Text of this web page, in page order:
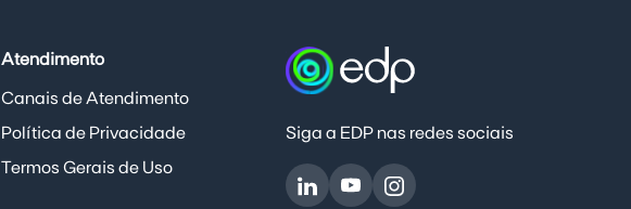
Atendimento
Canais de Atendimento
Política de Privacidade
Termos Gerais de Uso
Siga a EDP nas redes sociais